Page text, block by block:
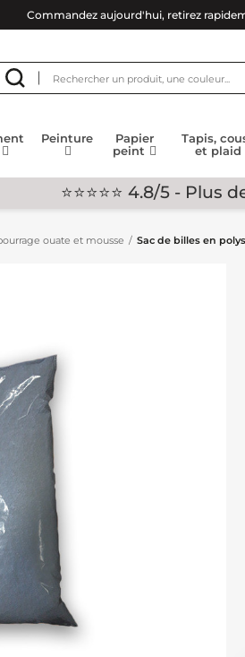
Commandez aujourd'hui, retirez
Peinture
Papier
peint
Tapis,
et plaid
⭐⭐⭐⭐⭐ 4.8/5 -
ouate et mousse Sac de billes en